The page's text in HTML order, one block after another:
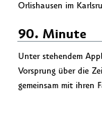
Orlishausen im
90. Minute
Unter stehendem
Vorsprung über die
gemeinsam mit ihren